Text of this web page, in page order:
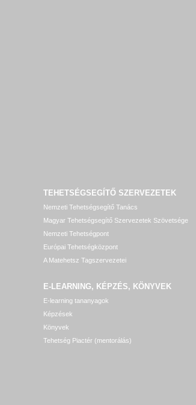
TEHETSÉGSEGÍTŐ SZERVEZETEK
Nemzeti Tehetségsegítő Tanács
Magyar Tehetségsegítő Szervezetek Szövetsége
Nemzeti Tehetségpont
Európai Tehetségközpont
A Matehetsz Tagszervezetei
E-LEARNING, KÉPZÉS, KÖNYVEK
E-learning tananyagok
Képzések
Könyvek
Tehetség Piactér (mentorálás)